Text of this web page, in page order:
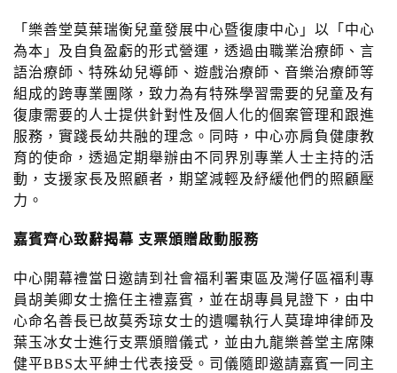
「樂善堂莫葉瑞衡兒童發展中心暨復康中心」以「中心
為本」及自負盈虧的形式營運，透過由職業治療師、言
語治療師、特殊幼兒導師、遊戲治療師、音樂治療師等
組成的跨專業團隊，致力為有特殊學習需要的兒童及有
復康需要的人士提供針對性及個人化的個案管理和跟進
服務，實踐長幼共融的理念。同時，中心亦肩負健康教
育的使命，透過定期舉辦由不同界別專業人士主持的活
動，支援家長及照顧者，期望減輕及紓緩他們的照顧壓
力。
嘉賓齊心致辭揭幕 支票頒贈啟動服務
中心開幕禮當日邀請到社會福利署東區及灣仔區福利專
員胡美卿女士擔任主禮嘉賓，並在胡專員見證下，由中
心命名善長已故莫秀琼女士的遺囑執行人莫瑋坤律師及
葉玉冰女士進行支票頒贈儀式，並由九龍樂善堂主席陳
健平BBS太平紳士代表接受。司儀隨即邀請嘉賓一同主